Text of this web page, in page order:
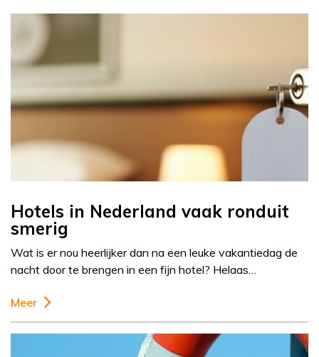
Hotels in Nederland vaak ronduit
smerig
Wat is er nou heerlijker dan na een leuke vakantiedag de
nacht door te brengen in een fijn hotel? Helaas…
Meer